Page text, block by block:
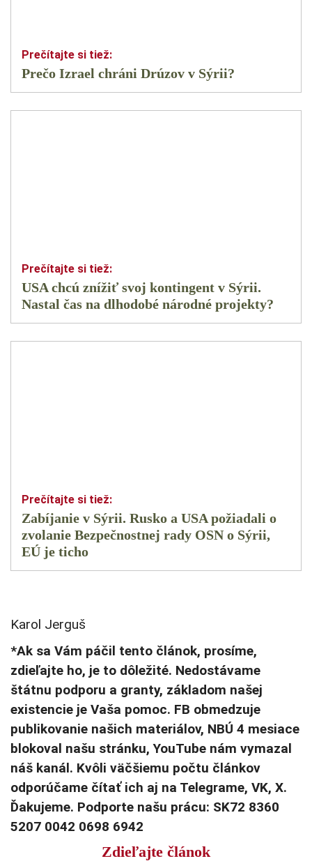
Prečo Izrael chráni Drúzov v Sýrii?
USA chcú znížiť svoj kontingent v Sýrii.
Nastal čas na dlhodobé národné projekty?
Zabíjanie v Sýrii. Rusko a USA požiadali o
zvolanie Bezpečnostnej rady OSN o Sýrii,
EÚ je ticho
Karol Jerguš
*Ak sa Vám páčil tento článok, prosíme,
zdieľajte ho, je to dôležité. Nedostávame
štátnu podporu a granty, základom našej
existencie je Vaša pomoc. FB obmedzuje
publikovanie našich materiálov, NBÚ 4 mesiace
blokoval našu stránku, YouTube nám vymazal
náš kanál. Kvôli väčšiemu počtu článkov
odporúčame čítať ich aj na Telegrame, VK, X.
Ďakujeme. Podporte našu prácu: SK72 8360
5207 0042 0698 6942
Zdieľajte článok